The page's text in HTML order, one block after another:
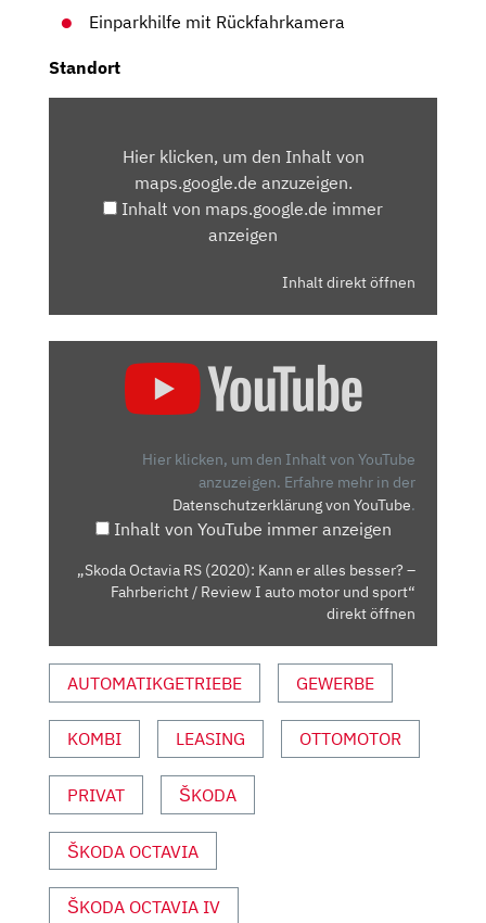
Einparkhilfe mit Rückfahrkamera
Standort
MAPS.GOOGLE.DEHier klicken, um den Inhalt von
maps.google.de anzuzeigen.
Inhalt von maps.google.de immer
anzeigen
Inhalt direkt öffnen
BESSER?
FAHRBERICHT
I
AUTO
MOTOR
UND
VON
YOUTUBE
ANZEIGEN
Hier klicken, um den Inhalt von YouTube
anzuzeigen. Erfahre mehr in der
Datenschutzerklärung von YouTube.
Inhalt von YouTube immer anzeigen
„Skoda Octavia RS (2020): Kann er alles besser? –
Fahrbericht / Review I auto motor und sport“
direkt öffnen
AUTOMATIKGETRIEBE GEWERBE
KOMBI LEASING OTTOMOTOR
PRIVAT ŠKODA
ŠKODA OCTAVIA
ŠKODA OCTAVIA IV